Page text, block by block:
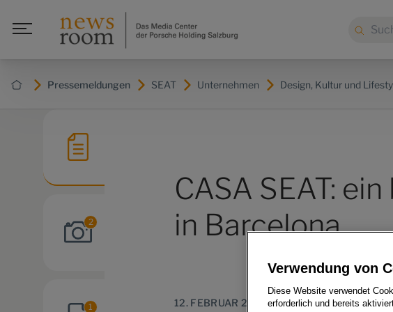
Pressemeldungen SEAT Unternehmen Design, Kultur und
Suche:
2
1
CASA SEAT:
in Barcelona
12. FEBRUAR 2020
Verwendung von
Diese Website verwendet
erforderlich und bereits